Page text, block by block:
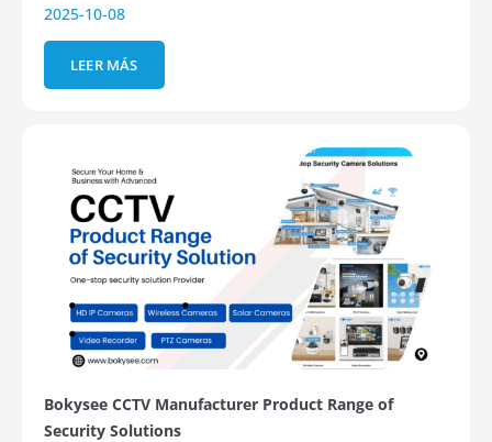
2025-10-08
LEER MÁS
Bokysee CCTV Manufacturer Product Range of
Security Solutions